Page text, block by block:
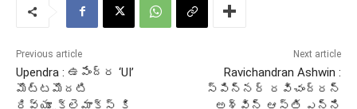
Previous article
Upendra : ఉపేంద్ర ‘UI’
మొట్టమొదటి
రివ్యూ..క్లైమాక్స్ కి
Next article
Ravichandran Ashwin :
స్పిన్నర్ రవిచంద్రన్
అశ్విన్ ఆస్తి ఎన్ని